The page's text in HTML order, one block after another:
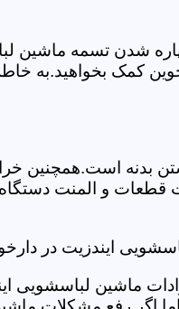
شدن تسمه ماشین
کمک بخواهید.به
بدنه است.همچنین
قطعات و المنت
ایندزیت در
ماشین لباسشویی